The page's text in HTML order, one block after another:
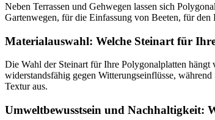
Neben Terrassen und Gehwegen lassen sich
Gartenwegen, für die Einfassung von Beeten, für
Materialauswahl: Welche Steinart für
Die Wahl der Steinart für Ihre Polygonalplatten hängt
widerstandsfähig gegen Witterungseinflüsse,
Textur aus.
Umweltbewusstsein und Nachhaltigkeit: